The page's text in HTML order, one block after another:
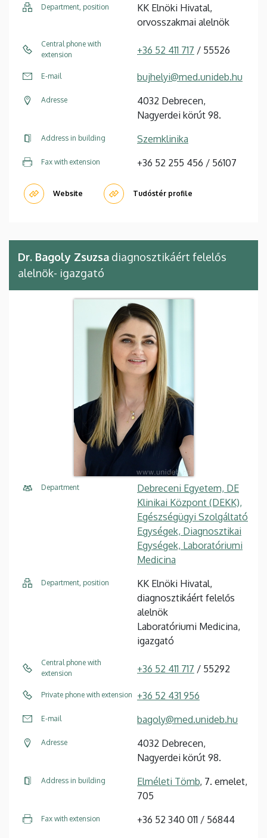
Department, position
KK Elnöki Hivatal,
orvosszakmai alelnök
Central phone with
extension
+36 52 411 717 / 55526
E-mail bujhelyi@med.unideb.hu
Adresse
4032 Debrecen,
Nagyerdei körút 98.
Address in building Szemklinika
Fax with extension +36 52 255 456 / 56107
Website Tudóstér profile
Dr. Bagoly Zsuzsa diagnosztikáért felelős
alelnök- igazgató
Department
Debreceni Egyetem, DE
Klinikai Központ (DEKK),
Egészségügyi Szolgáltató
Egységek, Diagnosztikai
Egységek, Laboratóriumi
Medicina
Department, position
KK Elnöki Hivatal,
diagnosztikáért felelős
alelnök
Laboratóriumi Medicina,
igazgató
Central phone with
extension
+36 52 411 717 / 55292
Private phone with extension +36 52 431 956
E-mail bagoly@med.unideb.hu
Adresse
4032 Debrecen,
Nagyerdei körút 98.
Address in building Elméleti Tömb, 7. emelet,
705
Fax with extension +36 52 340 011 / 56844